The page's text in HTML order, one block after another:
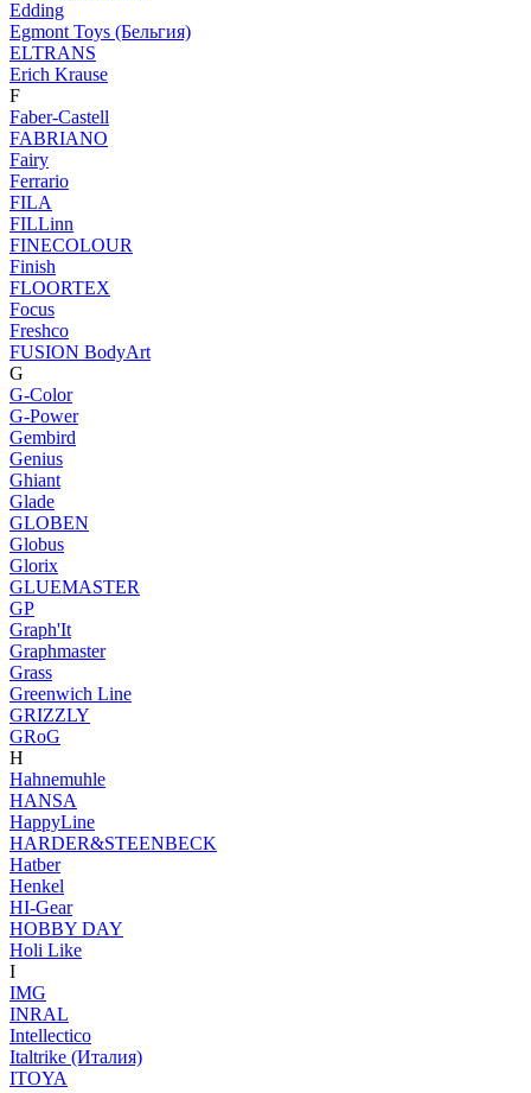
Edding
Egmont Toys (Бельгия)
ELTRANS
Erich Krause
F
Faber-Castell
FABRIANO
Fairy
Ferrario
FILA
FILLinn
FINECOLOUR
Finish
FLOORTEX
Focus
Freshco
FUSION BodyArt
G
G-Color
G-Power
Gembird
Genius
Ghiant
Glade
GLOBEN
Globus
Glorix
GLUEMASTER
GP
Graph'It
Graphmaster
Grass
Greenwich Line
GRIZZLY
GRoG
H
Hahnemuhle
HANSA
HappyLine
HARDER&STEENBECK
Hatber
Henkel
HI-Gear
HOBBY DAY
Holi Like
I
IMG
INRAL
Intellectico
Italtrike (Италия)
ITOYA